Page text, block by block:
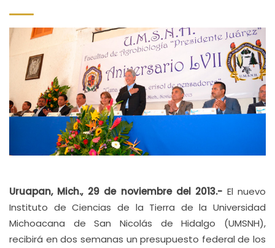
Uruapan, Mich., 29 de noviembre del 2013.- El nuevo
Instituto de Ciencias de la Tierra de la Universidad
Michoacana de San Nicolás de Hidalgo (UMSNH),
recibirá en dos semanas un presupuesto federal de los